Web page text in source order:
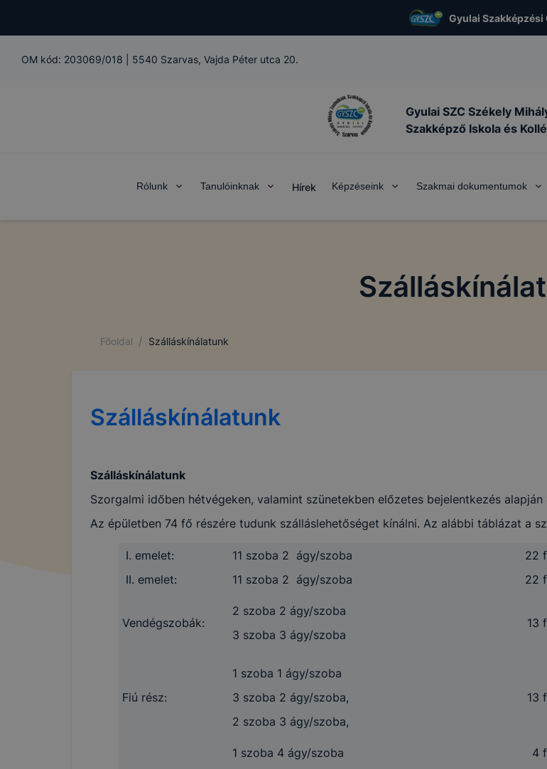
Gyulai Szakképzési
OM kód: 203069/018 5540 Szarvas, Vajda Péter utca 20.
Gyulai SZC Székely
Szakképző Iskola és
Rólunk Tanulóinknak Hírek Képzéseink Szakmai dokumentumok
Főoldal / Szálláskínálatunk
Szálláskínálatunk
Szálláskínálatunk
Szorgalmi időben hétvégeken, valamint szünetekben előzetes bejelentkezés
Az épületben 74 fő részére tudunk szálláslehetőséget kínálni. Az alábbi táblázat a
I. emelet: 11 szoba 2 ágy/szoba
22
II. emelet:
11 szoba 2 ágy/szoba 22
Vendégszobák:
2 szoba 2 ágy/szoba
3 szoba 3 ágy/szoba
13
Fiú rész:
1 szoba 1 ágy/szoba
3 szoba 2 ágy/szoba,
2 szoba 3 ágy/szoba,
13
1 szoba 4 ágy/szoba
4